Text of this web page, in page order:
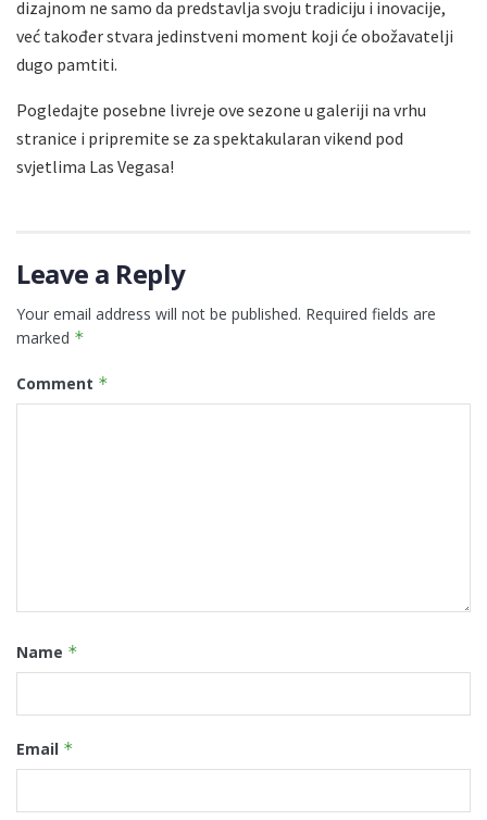
dizajnom ne samo da predstavlja svoju tradiciju i inovacije,
već također stvara jedinstveni moment koji će obožavatelji
dugo pamtiti.
Pogledajte posebne livreje ove sezone u galeriji na vrhu
stranice i pripremite se za spektakularan vikend pod
svjetlima Las Vegasa!
Leave a Reply
Your email address will not be published. Required fields are
marked *
Comment *
Name *
Email *